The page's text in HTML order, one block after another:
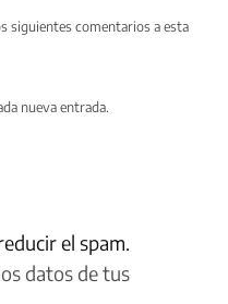
siguientes comentarios a esta
nueva entrada.
el spam.
datos de tus